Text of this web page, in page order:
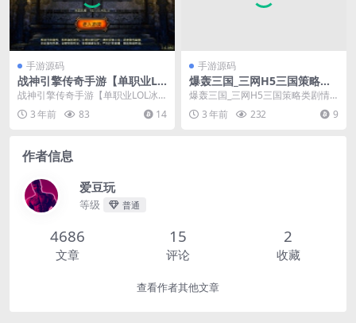
手游源码
战神引擎传奇手游【单职业LO
L冰雪起源大乱斗】最新整理
Win半手工服务端+转生+英雄
联盟+冰雪大陆+藏宝海湾+安
战神引擎传奇手游【单职业LOL冰
雪起源大乱斗】最新整理Win半手
工服务端+转生+...
3 年前 83 14
手游源码
爆轰三国_三网H5三国策略类
剧情回合全网通手游_Win服务
端源码
爆轰三国_三网H5三国策略类剧情
回合全网通手游_Win服务端源码_视
频架设教程_...
3 年前 232 9
作者信息
爱豆玩
等级 普通
4686
文章
15
评论
2
收藏
查看作者其他文章